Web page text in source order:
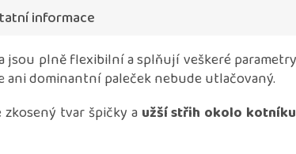
informace
jsou plně flexibilní a splňují veškeré
ani dominantní paleček nebude utlačovaný.
tvar špičky a užší střih okolo kotníku